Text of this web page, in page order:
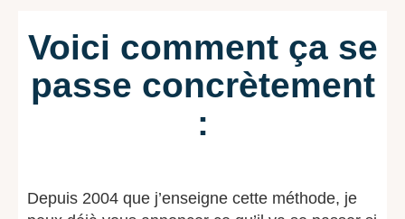
Voici comment ça se
passe concrètement
:
Depuis 2004 que j’enseigne cette méthode, je